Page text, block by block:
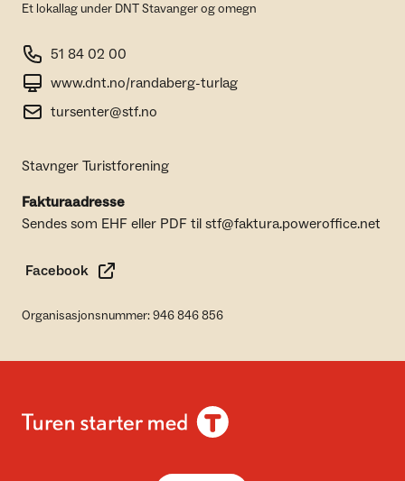
Et lokallag under DNT Stavanger og omegn
51 84 02 00
www.dnt.no/randaberg-turlag
tursenter@stf.no
Stavnger Turistforening
Fakturaadresse
Sendes som EHF eller PDF til stf@faktura.poweroffice.net
Facebook
Organisasjonsnummer: 946 846 856